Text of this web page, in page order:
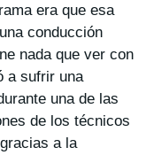
era que esa
conducción
nada que ver con
a sufrir una
una de las
de los técnicos
a la